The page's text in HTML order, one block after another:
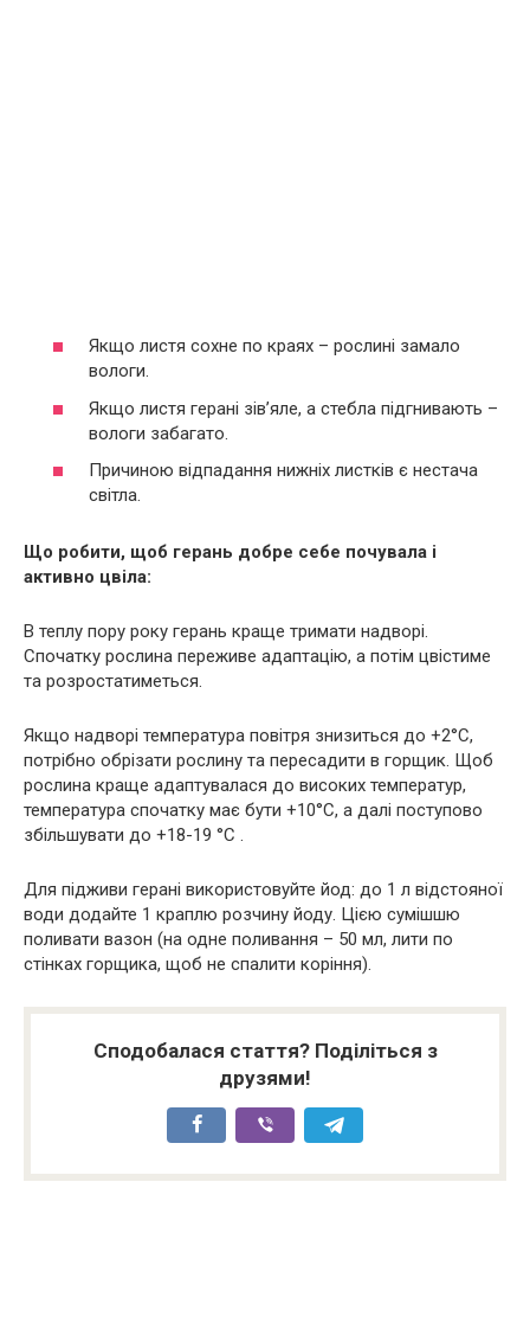
Якщо листя сохне по краях – рослині замало
вологи.
Якщо листя герані зів’яле, а стебла підгнивають –
вологи забагато.
Причиною відпадання нижніх листків є нестача
світла.
Що робити, щоб герань добре себе почувала і
активно цвіла:
В теплу пору року герань краще тримати надворі.
Спочатку рослина переживе адаптацію, а потім цвістиме
та розростатиметься.
Якщо надворі температура повітря знизиться до +2°С,
потрібно обрізати рослину та пересадити в горщик. Щоб
рослина краще адаптувалася до високих температур,
температура спочатку має бути +10°С, а далі поступово
збільшувати до +18-19 °С .
Для підживи герані використовуйте йод: до 1 л відстояної
води додайте 1 краплю розчину йоду. Цією сумішшю
поливати вазон (на одне поливання – 50 мл, лити по
стінках горщика, щоб не спалити коріння).
Сподобалася стаття? Поділіться з
друзями!